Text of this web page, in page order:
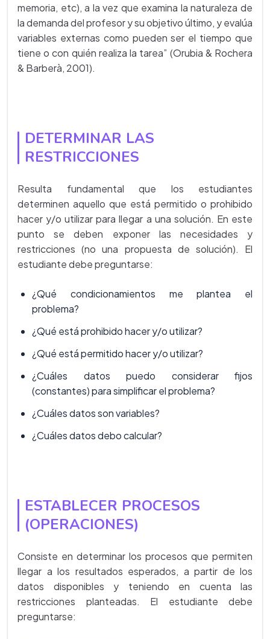
memoria, etc), a la vez que examina la naturaleza de
la demanda del profesor y su objetivo último, y evalúa
variables externas como pueden ser el tiempo que
tiene o con quién realiza la tarea” (Orubia & Rochera
& Barberà, 2001).
DETERMINAR LAS
RESTRICCIONES
Resulta fundamental que los estudiantes
determinen aquello que está permitido o prohibido
hacer y/o utilizar para llegar a una solución. En este
punto se deben exponer las necesidades y
restricciones (no una propuesta de solución). El
estudiante debe preguntarse:
¿Qué condicionamientos me plantea el
problema?
¿Qué está prohibido hacer y/o utilizar?
¿Qué está permitido hacer y/o utilizar?
¿Cuáles datos puedo considerar fijos
(constantes) para simplificar el problema?
¿Cuáles datos son variables?
¿Cuáles datos debo calcular?
ESTABLECER PROCESOS
(OPERACIONES)
Consiste en determinar los procesos que permiten
llegar a los resultados esperados, a partir de los
datos disponibles y teniendo en cuenta las
restricciones planteadas. El estudiante debe
preguntarse: